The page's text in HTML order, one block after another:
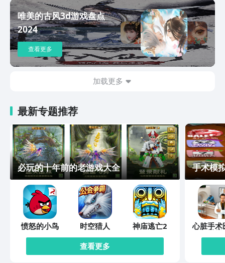
唯美的古风3d游戏盘点
2024
查看更多
加载更多
最新专题推荐
必玩的十年前的老游戏大全
愤怒的小鸟 时空猎人
神庙逃亡2
查看更多
手术模
心脏手术
模拟